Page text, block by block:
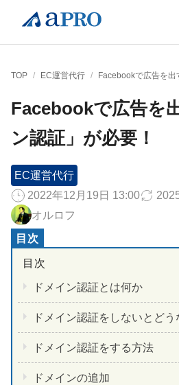
TOP / EC運営代行 / Facebookで広告を出
Facebookで広告を
ン認証」が必要！
EC運営代行
2022年12月19日 13:00
オルロフ
ドメイン認証とは何か
ドメイン認証をしないとどう
ドメイン認証をする方法
ドメインの追加